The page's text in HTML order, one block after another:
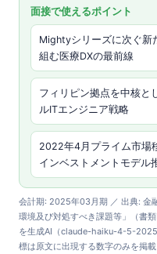
面接で使えるポイント
Mightyシリーズに次ぐ新
組む医療DXの最前線
フィリピン拠点を中核と
ルITエンジニア戦略
2022年4月プライム市場
インベストメントモデル
会計期: 2025年03月期 ／ 出典: 金
環境及び対処すべき課題等」（書
を生成AI（claude-haiku-4-5-
標は原文に出現する数字のみを掲